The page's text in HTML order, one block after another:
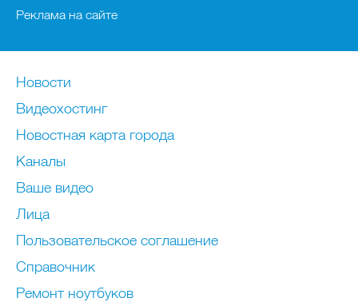
Реклама на сайте
Новости
Видеохостинг
Новостная карта города
Каналы
Ваше видео
Лица
Пользовательское соглашение
Справочник
Ремонт нoутбуков